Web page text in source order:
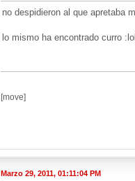
no despidieron al que apretaba
lo mismo ha encontrado curro
[move]
Marzo 29, 2011, 01:11:04 PM